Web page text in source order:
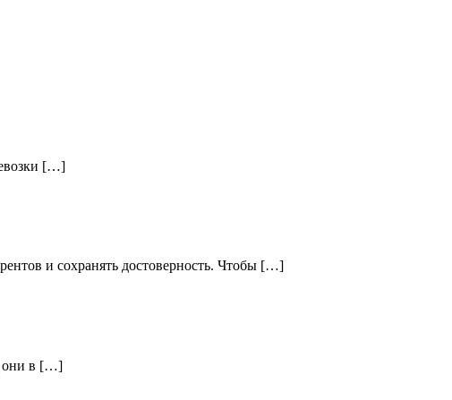
[…]
и сохранять достоверность. Чтобы […]
они в […]